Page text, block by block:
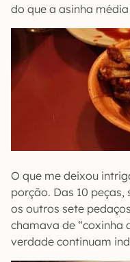
do que a asinha
O que me deixou
porção. Das 10
os outros sete
chamava de “coxinha
verdade continuam